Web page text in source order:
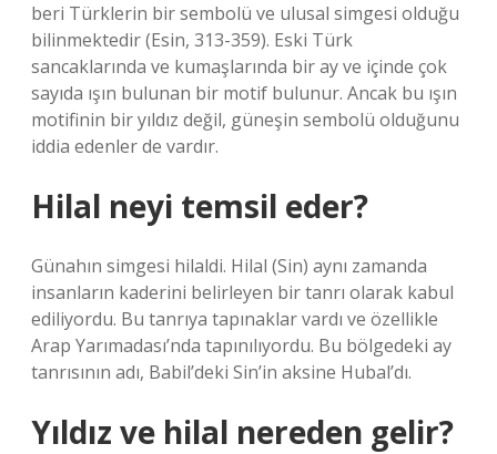
beri Türklerin bir sembolü ve ulusal simgesi olduğu
bilinmektedir (Esin, 313-359). Eski Türk
sancaklarında ve kumaşlarında bir ay ve içinde çok
sayıda ışın bulunan bir motif bulunur. Ancak bu ışın
motifinin bir yıldız değil, güneşin sembolü olduğunu
iddia edenler de vardır.
Hilal neyi temsil eder?
Günahın simgesi hilaldi. Hilal (Sin) aynı zamanda
insanların kaderini belirleyen bir tanrı olarak kabul
ediliyordu. Bu tanrıya tapınaklar vardı ve özellikle
Arap Yarımadası’nda tapınılıyordu. Bu bölgedeki ay
tanrısının adı, Babil’deki Sin’in aksine Hubal’dı.
Yıldız ve hilal nereden gelir?